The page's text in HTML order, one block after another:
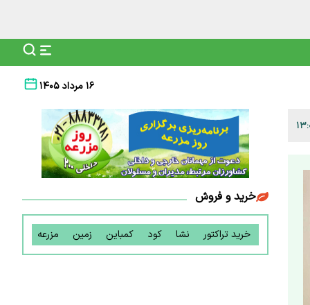
۱۶ مرداد ۱۴۰۵
خرید و فروش
خرید تراکتور نشا کود کمباین زمین مزرعه